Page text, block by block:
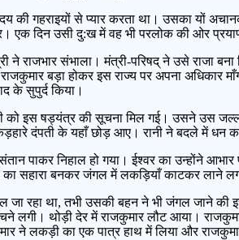
की गहराइयों से प्यार करता था। उसका यों
एक दिन उसी दु:ख में वह भी परलोक की ओर
ने राजभार संभाला। मंत्री-परिषद् ने उसे राजा
बड़ा होकर इस राज्य पर अपना
के सुपुर्द किया।
को इस षड्यंत्र की सूचना मिल गई। उसने उस
दंपती के यहाँ छोड़ आए। रानी ने बदले में धन का
पाकर निहाल हो गया। ईश्वर का उन्होंने
सहारा बनकर जंगल में लकड़ियाँ काटकर लाने
जा रहा था, तभी उसकी बहन ने भी जंगल जाने की
लगी। थोड़ी देर में राजकुमार लौट आया।
ने लकड़ी का एक पात्र हाथ में लिया और